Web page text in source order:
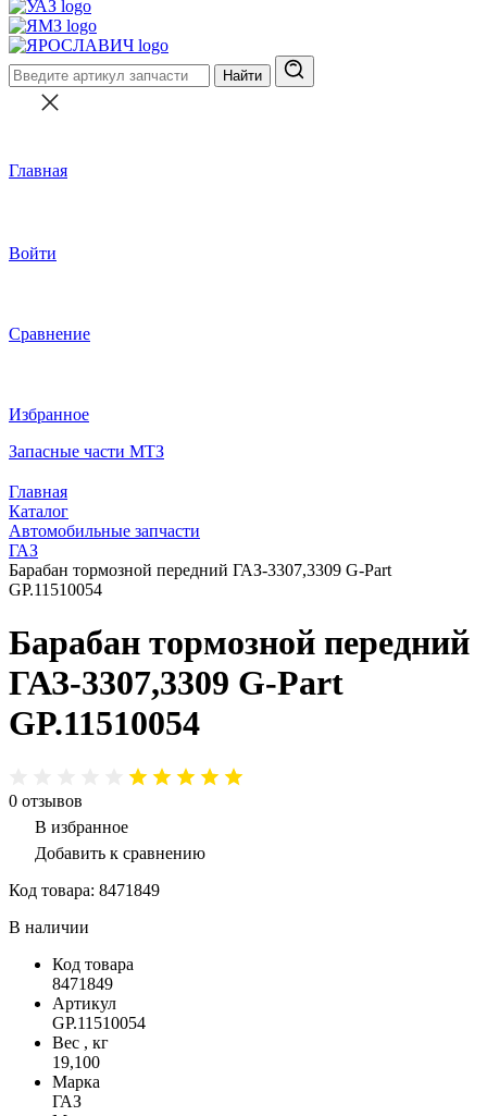
Найти
Главная
Войти
Сравнение
Избранное
Запасные части МТЗ
Главная
Каталог
Автомобильные запчасти
ГАЗ
Барабан тормозной передний ГАЗ-3307,3309 G-Part
GP.11510054
Барабан тормозной передний
ГАЗ-3307,3309 G-Part
GP.11510054
0 отзывов
В избранное
Добавить к сравнению
Код товара: 8471849
В наличии
Код товара
8471849
Артикул
GP.11510054
Вес , кг
19,100
Марка
ГАЗ